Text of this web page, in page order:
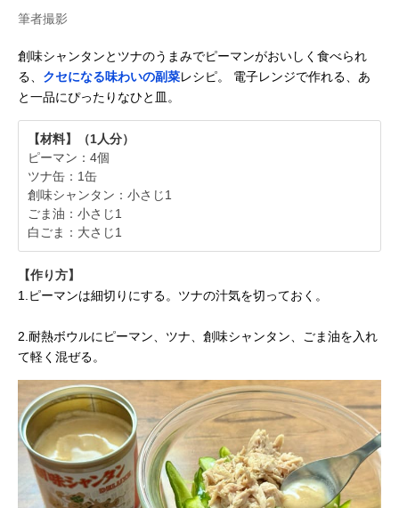
筆者撮影
創味シャンタンとツナのうまみでピーマンがおいしく食べられ
る、 クセになる味わいの副菜レシピ。 電子レンジで作れる、あ
と一品にぴったりなひと皿。
【材料】（1人分）
ピーマン：4個
ツナ缶：1缶
創味シャンタン：小さじ1
ごま油：小さじ1
白ごま：大さじ1
【作り方】
1.ピーマンは細切りにする。ツナの汁気を切っておく。
2.耐熱ボウルにピーマン、ツナ、創味シャンタン、ごま油を入れ
て軽く混ぜる。